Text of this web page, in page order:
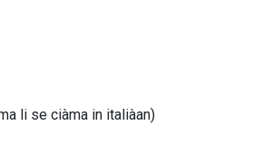
li se ciàma in italiàan)